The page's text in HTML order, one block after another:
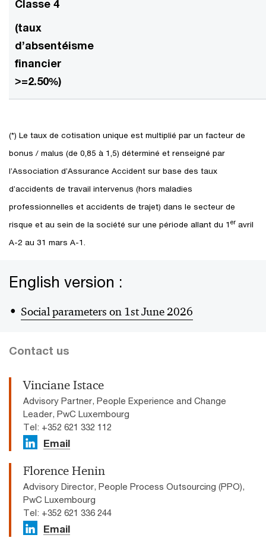
Classe 4
(taux
d’absentéisme
financier
>=2.50%)
(*) Le taux de cotisation unique est multiplié par un facteur de
bonus / malus (de 0,85 à 1,5) déterminé et renseigné par
l’Association d’Assurance Accident sur base des taux
d’accidents de travail intervenus (hors maladies
professionnelles et accidents de trajet) dans le secteur de
risque et au sein de la société sur une période allant du 1 er avril
A-2 au 31 mars A-1.
English version :
Social parameters on 1st June 2026
Contact us
Vinciane Istace
Advisory Partner, People Experience and Change
Leader, PwC Luxembourg
Tel: +352 621 332 112
Email
Florence Henin
Advisory Director, People Process Outsourcing (PPO),
PwC Luxembourg
Tel: +352 621 336 244
Email